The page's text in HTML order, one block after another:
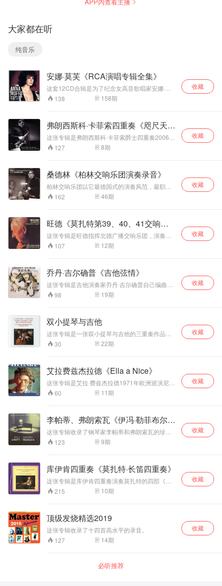
曲，情绪更复杂、
织体厚重，悲剧
性、沉思感更强。
傅聪以东方美学理
度煽情，克制、通
透，歌唱性极强，
触键音色温润，对
复调层次处理是一
大亮点，区别于很
戏剧化的处理方
式。 这版录音在伦
敦完成，钢琴音色
饱满自然，动态范
围大，是傅聪艺术
音。其中Op.48、
Op.62都是肖邦晚
期杰作：c小调
Op.48‑1 宏大悲
的夜曲，意境内敛
沧桑。
非常独特的版本，
非常清晰，把夜曲
内在复调线条清晰
地剥离出来，而不
是一味朦胧的浪漫
处理上，自由速度
（rubato）克制而
有灵气，不会过度
拖沓煽情；部分曲
目速度比常见版本
促，重在音乐气韵
流动。
跃在世界各地舞
台，广受乐迷喜
爱。玛莎·阿格里奇
演奏技巧，犀利、
流畅的音乐风格和
华丽的音色折服无
数乐迷。两位乐坛
曲》。两位大师的
精妙配合，让音乐
笛声更加飘逸高
贵。1975年是高威
气，音色明亮。具
有强烈的金属质
演奏技巧、丰富的
力度变化，音色自
然，钢琴高音区的
优秀平衡和生动的
空间感使这张唱片
更具聆听和收藏价
优秀的室内乐唱
片。 普罗科菲耶夫
《D大调第二号长
笛奏鸣曲》作品
曲共有四个乐章，
沿袭了古典奏鸣曲
的结构，而在和声
部分技巧飞扬、充
满着戏剧般的张力
大家都在听
纯音乐
安娜·莫芙《RCA演唱专辑全集》
这套12CD合辑是为了纪念女高音歌唱家安娜·莫
芙逝世十周年而特别发行的限量版本，收录了她
1960-1974年间在RCA唱片公司演唱录音，其中
模拟母带均以24位/96kHz的技术加以数字化重新
处理，效果更胜以往，是回味当代名演的最好选
择。 在这套合辑中，安娜·莫芙与多位歌手合作，
包含上个世代的男高音代表人物史帝法诺、贝冈
吉与克劳斯。参与的指挥更包括莱布维兹、塞拉
歌唱家，出生于宾夕法尼亚州，有意大利血统。
1950-60年代活跃于乐坛，因其歌声与美貌而受
欢迎。好莱坞曾有意请她拍电影，但因母亲有意
让她当修女而拒绝。1955年获得奖学金，进入罗
斯塔夫》与《梦游女》的女主角，结果吸引卡拉
扬，邀请她到萨尔兹堡音乐节合作《法斯塔夫》
以及此剧的唱片录音。而卡拉丝演唱的《波西米
亚人》，也指定由她唱对手角色穆赛塔。当时的
歌剧院首演《茶花女》之薇奥丽塔一角大获成
功，并因此与剧团展开长期合作，而当1976年她
退休时，也是选择此角色告别舞台。1960-1973
年之间，在意大利当地的电视台担任主播，被选
芙的歌声柔和恬淡、用情真挚、细腻而温柔，对
于乐曲中的抒情性控制得宜，由内而外散发出典
雅高贵的气息。与戏剧性的作品相比，她更适合
演唱抒情的作品。莫芙的嗓音低沉丰满、优雅，
线条明晰匀称。虽然音量不大，但音色温暖而丰
她敏捷的花腔技术使她能胜任露契亚这样的高难
度唱段。她与男高图克和男中音梅里尔合作演出
的《茶花女》以她赋予主人公细腻感伤的演绎至
今仍为人们称道。莫芙演唱的音质纯净清脆，线
条明晰匀称，音量不大，却充盈着极强的艺术感
138 158期
收藏
弗朗西斯科·卡菲索四重奏《咫尺天
堂》
这张专辑是弗朗西斯科·卡菲索爵士四重奏2006年
1月在罗马录制的，由Francesco Cafiso领衔并演
奏中音萨克斯、Andrea Pozza演奏钢琴、Aldo
弗朗西斯科·卡菲索（Francesco Cafiso）意大利
中音萨克斯演奏家，1989年5月24日出生于西西
里岛的维多利亚。他是爵士史上最早熟的人才之
一。弗朗西斯科只有九岁那年，他与国际知名音
乐家合作迈出了第一步。2002年7月举行的爵士
事业至关重要。马尔萨里斯带着弗朗西斯科在欧
洲最大城市的著名剧院里演出。从那时起，弗朗
西斯科在意大利和国外经历了一系列重要的经
历。他赢得了各种重要的奖项：纽约的国际爵士
奥尔良，与许多当地重要音乐家一起演奏。
127 8期
收藏
桑德林《柏林交响乐团演奏录音》
柏林交响乐团以它最德国式的演奏风范，最职业
化的演奏热情以及全体团员德国式的合作精神常
年获得了音乐界同仁和广大观众的赞许和认可。
交响乐团持着长期的合作演出。
162 46期
收藏
旺德《莫扎特第39、40、41交响
曲》
这张专辑是旺德指挥北德广播交响乐团，演奏莫
扎特最后三部登峰造极的交响杰作《第39、40、
41交响曲》。 莫扎特最后三部交响曲作品，堪称
巨作。而在当代的唱片版本当中，优秀的演奏往
往出自德奥乐队之手，旺德与北德广播交响乐团
的RCA版就是其中的佼佼者。旺德的指挥尽量保
持乐曲原本的韵味，不添加太多渲染，在稳健中
处处散发着莫扎特式的精妙，使得《降E大调第
庇特”交响曲》则更为庄严肃穆。 专辑演奏、录音
水平一流，获得《日本唱片艺术》推荐。这个录
音中弦乐的音响清晰融合、呈现出德国乐团特有
的丰厚音色，木管的声音圆润甜美，音场形态自
107 12期
收藏
乔丹·吉尔确普《吉他弦情》
这张专辑是吉他演奏家乔丹·吉尔确普自己编曲辑
录的第一张唱片，完全是“自传”性的专辑。真正的
吉他爱家喜欢品聆一把吉他的“清弹”，可能这样才
自己演奏，自己撰写唱片文稿，用琴声和文笔抒
发心声，很适合吉他爱好者的口味。听这张唱
片，可以先凭自己的“听功”，按顺序欣赏，也可以
按“文”索骥，依乔丹·吉尔确普的引语踏上唱片中
的吉他音乐之旅。熟悉几遍之后，当你闭上眼
98 19期
收藏
双小提琴与吉他
这张专辑是一张双小提琴与吉他的三重奏作品
集，选择了泰勒曼、罗森慕勒、科莱里、哈塞、
哥布瑞利、迪亚贝里等六位著名作曲家的三重奏
家虽然不算出名，但演奏技巧很高超，配合非常
默契。
30 22期
收藏
艾拉费兹杰拉德《Ella a Nice》
这张专辑是艾拉·费兹杰拉德1971年欧洲巡演尼斯
站的现场实况，当时她54岁，正处于演唱技艺、
气息控制、即兴语感完全成熟的黄金阶段。法国
弛，让她敢于做大量高难度即兴发挥，是业内公
认Ella顶级现场录音代表作之一。制作人Norman
Granz完整捕捉了整场演出无剪辑实录，没有后
期修音，完整保留现场临场感、即兴互动与观众
氛围。1990年Fantasy完整数字重制，修复现场
一。 艾拉对声音的掌控力登峰造极，哪怕临时突
发大跨度音程跳跃也稳如磐石；分句、换气、即
兴加花极度大胆，却不破坏歌词情感；摇摆律动
足以带动听众起舞，抒情段落又能催人落泪。
解。 一张专辑集齐三类爵士核心曲目：1、美国
经典音乐剧标准曲（Cole Porter、格什温）；
2、艾灵顿公爵大乐队摇摆名作；3、巴萨诺瓦拉
丁爵士+当代流行改编（披头士、卡朋特）完整展
人声，留白恰到好处；贝斯与鼓的律动给Ella充
60 11期
收藏
李帕蒂、弗朗索瓦《伊冯·勒菲布尔的
和声》
这张专辑收录了钢琴家李帕蒂和弗朗索瓦的珍贵
录音。包括：1、李帕蒂与卡拉扬指挥的卢塞恩音
乐节管弦乐团合作，演奏莫扎特《第21钢琴协奏
斯坦指挥的纽约爱乐乐团合作，演奏普罗科菲耶
夫《第五钢琴协奏曲》，1960年10月29日在卡内
基音乐厅录制；3、弗朗索瓦独奏德彪西《甚慢板
圆舞曲》，1962年1月23日录制。
123 9期
收藏
库伊肯四重奏《莫扎特·长笛四重奏》
这张专辑是库伊肯四重奏演奏莫扎特的四部《长
笛四重奏》，1982年的录音。库伊肯四重奏是一
支使用古乐器的四重奏团，由Barthold Kuijken吹
奏一把1771年伦敦制的塞缪尔·汤普森中提琴、
Wieland Kuijken演奏一把1570年制的安德烈亚·
阿马蒂大提琴。他们不但使用古乐器，而且追寻
历史演奏习惯去演奏莫扎特的作品，力求还原作
K298。都是他为长笛和弦乐三重奏所做，长笛在
215 10期
收藏
顶级发烧精选2019
这张专辑收录了十四首高水平的录音。
127
14期
收藏
必听推荐